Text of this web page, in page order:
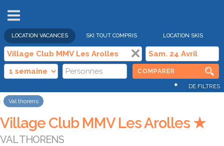
LOCATION VACANCES SKI TOUT COMPRIS LOCATION SKIS
COMPARER
+ DE FILTRES
Val thorens
Village Club MMV Les Arolles ★
VAL THORENS